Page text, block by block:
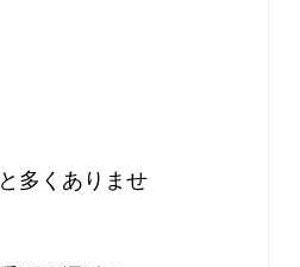
多くありませ